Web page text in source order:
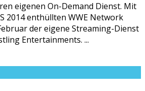
eigenen On-Demand Dienst. Mit
2014 enthüllten WWE Network
der eigene Streaming-Dienst
Entertainments. ...